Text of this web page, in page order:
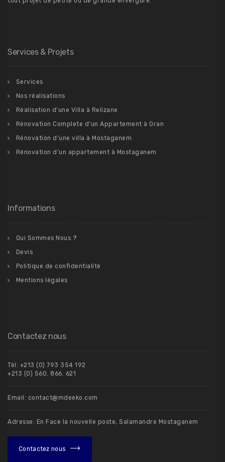
Services & Projets
Services
Nos réalisations
Réalisation d’une Villa à Relizane
Rénovation Complete d’un Appartement à Oran
Rénovation d’une villa à Mostaganem
Rénovation d’un appartement à Mostaganem
Informations
Qui Sommes Nous ?
Devis
Politique de confidentialité
Mentions légales
Contactez nous
Tèl: +213 (0) 793 354 192
+213 (0) 560. 866. 621
Email: contact@mdeeko.com
Adresse: En Face la nouvelle poste, Salamandre Mostaganem
Contactez nous